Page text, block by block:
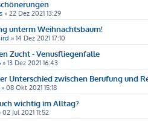
» 22 Dez 2021 13:29
unterm Weihnachtsbaum!
» 14 Dez 2021 17:10
Zucht - Venusfliegenfalle
» 13 Dez 2021 16:43
Unterschied zwischen Berufung und
» 08 Okt 2021 15:18
wichtig im Alltag?
02 Jul 2021 11:52